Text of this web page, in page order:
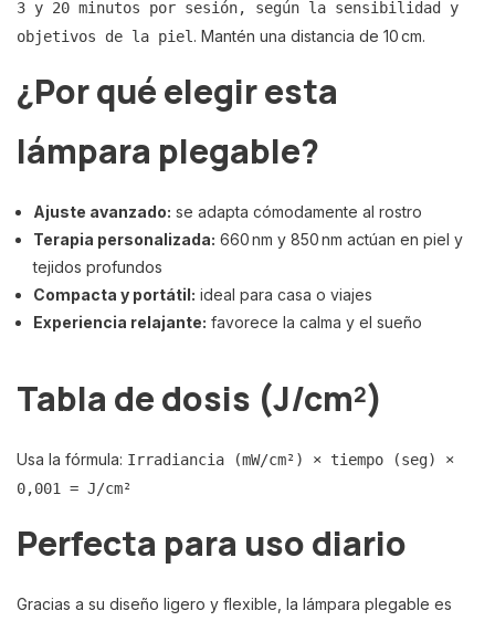
3 y 20 minutos por sesión, según la sensibilidad y
objetivos de la piel . Mantén una distancia de 10 cm.
¿Por qué elegir esta
lámpara plegable?
Ajuste avanzado: se adapta cómodamente al rostro
Terapia personalizada: 660 nm y 850 nm actúan en piel y
tejidos profundos
Compacta y portátil: ideal para casa o viajes
Experiencia relajante: favorece la calma y el sueño
Tabla de dosis (J/cm²)
Usa la fórmula: Irradiancia (mW/cm²) × tiempo (seg) ×
0,001 = J/cm²
Perfecta para uso diario
Gracias a su diseño ligero y flexible, la lámpara plegable es